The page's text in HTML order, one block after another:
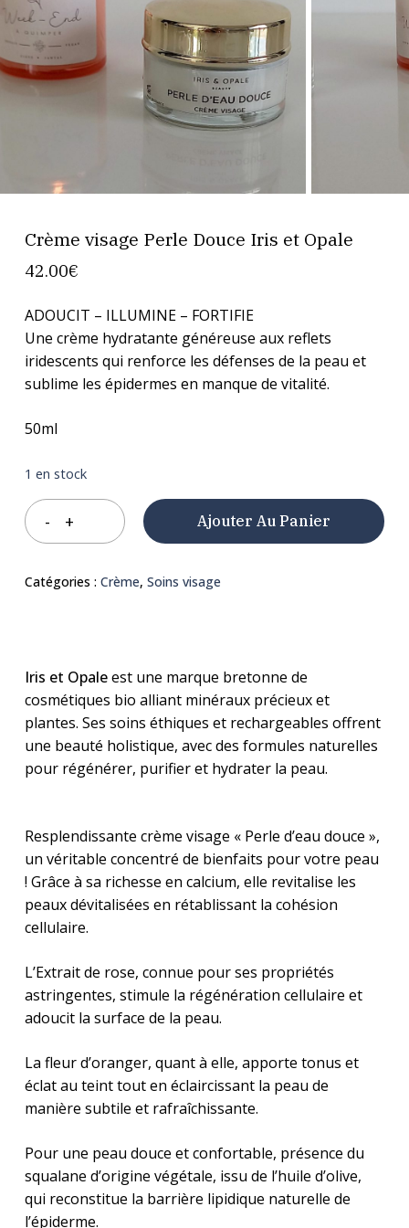
Crème visage Perle Douce Iris et Opale
42.00€
ADOUCIT – ILLUMINE – FORTIFIE
Une crème hydratante généreuse aux reflets
iridescents qui renforce les défenses de la peau et
sublime les épidermes en manque de vitalité.
50ml
1 en stock
Ajouter Au Panier
Catégories : Crème, Soins visage
Iris et Opaleest une marque bretonne de
cosmétiques bio alliant minéraux précieux et
plantes. Ses soins éthiques et rechargeables offrent
une beauté holistique, avec des formules naturelles
pour régénérer, purifier et hydrater la peau.
Resplendissante crème visage « Perle d’eau douce »,
un véritable concentré de bienfaits pour votre peau
! Grâce à sa richesse en calcium, elle revitalise les
peaux dévitalisées en rétablissant la cohésion
cellulaire.
L’Extrait de rose, connue pour ses propriétés
astringentes, stimule la régénération cellulaire et
adoucit la surface de la peau.
La fleur d’oranger, quant à elle, apporte tonus et
éclat au teint tout en éclaircissant la peau de
manière subtile et rafraîchissante.
Pour une peau douce et confortable, présence du
squalane d’origine végétale, issu de l’huile d’olive,
qui reconstitue la barrière lipidique naturelle de
l’épiderme.